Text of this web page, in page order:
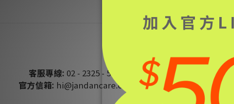
客服專線: 02 - 2325 - 5178
官方信箱: hi@jandancare.com